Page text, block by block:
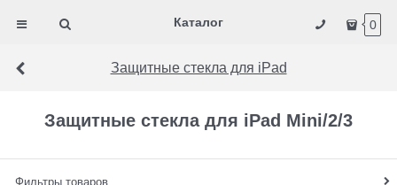
Каталог 0
Защитные стекла для iPad
Защитные стекла для iPad Mini/2/3
Фильтры товаров